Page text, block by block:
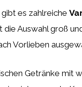
es zahlreiche
die Auswahl groß
Vorlieben
Getränke mit